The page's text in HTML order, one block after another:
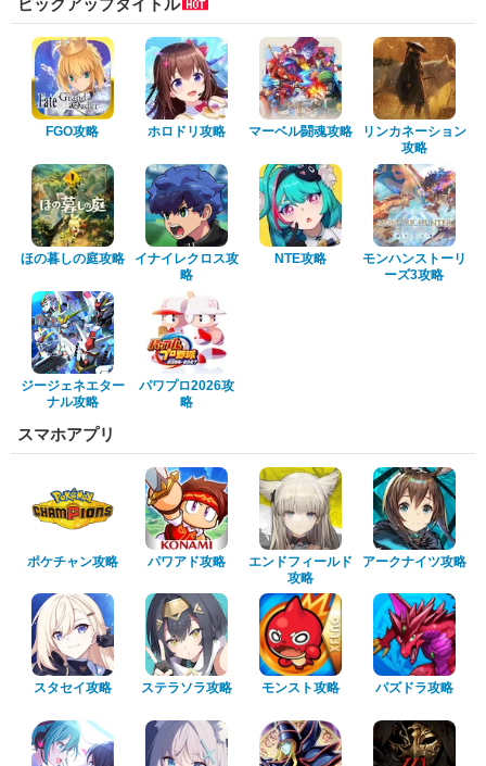
ピックアップタイトル
FGO攻略 ホロドリ攻略 マーベル闘魂攻略
リンカネーション
攻略
ほの暮しの庭攻略
イナイレクロス攻
略
NTE攻略
モンハンストーリ
ーズ3攻略
ジージェネエター
ナル攻略
パワプロ2026攻
略
スマホアプリ
ポケチャン攻略 パワアド攻略
エンドフィールド
攻略
アークナイツ攻略
スタセイ攻略 ステラソラ攻略 モンスト攻略 パズドラ攻略